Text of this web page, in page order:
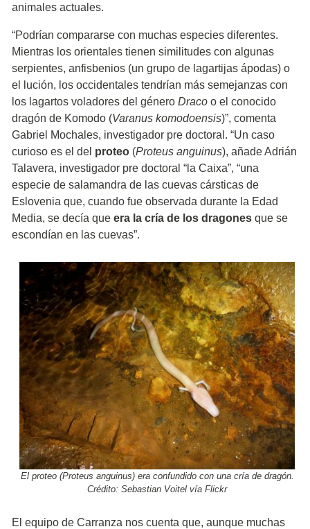
animales actuales.
“Podrían compararse con muchas especies diferentes.
Mientras los orientales tienen similitudes con algunas
serpientes, anfisbenios (un grupo de lagartijas ápodas) o
el lución, los occidentales tendrían más semejanzas con
los lagartos voladores del género Draco o el conocido
dragón de Komodo (Varanus komodoensis)”, comenta
Gabriel Mochales, investigador pre doctoral. “Un caso
curioso es el del proteo (Proteus anguinus), añade Adrián
Talavera, investigador pre doctoral “la Caixa”, “una
especie de salamandra de las cuevas cársticas de
Eslovenia que, cuando fue observada durante la Edad
Media, se decía que era la cría de los dragones que se
escondían en las cuevas”.
El proteo (Proteus anguinus) era confundido con una cría de dragón.
Crédito: Sebastian Voitel vía Flickr
El equipo de Carranza nos cuenta que, aunque muchas